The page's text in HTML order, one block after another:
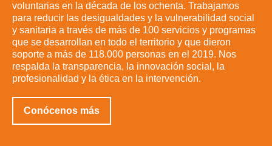
voluntarias en la década de los ochenta. Trabajamos
para reducir las desigualdades y la vulnerabilidad social
y sanitaria a través de más de 100 servicios y programas
que se desarrollan en todo el territorio y que dieron
soporte a más de 118.000 personas en el 2019. Nos
respalda la transparencia, la innovación social, la
profesionalidad y la ética en la intervención.
Conócenos más